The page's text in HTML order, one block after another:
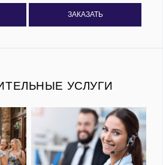
ЗАКАЗАТЬ
УСЛУГИ